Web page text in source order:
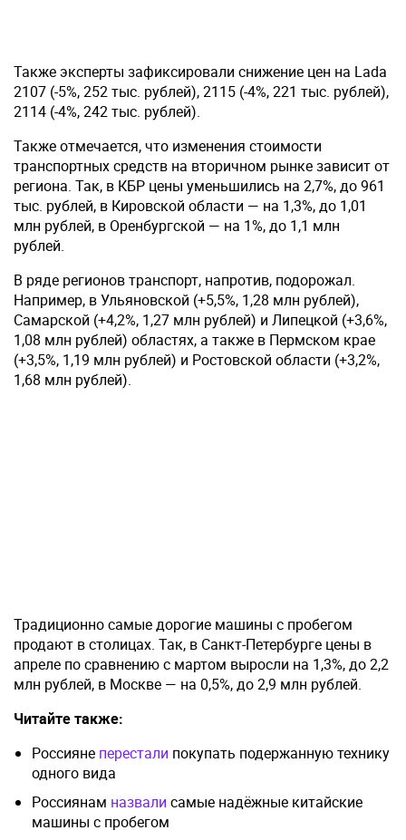
Также эксперты зафиксировали снижение цен на Lada
2107 (-5%, 252 тыс. рублей), 2115 (-4%, 221 тыс. рублей),
2114 (-4%, 242 тыс. рублей).
Также отмечается, что изменения стоимости
транспортных средств на вторичном рынке зависит от
региона. Так, в КБР цены уменьшились на 2,7%, до 961
тыс. рублей, в Кировской области — на 1,3%, до 1,01
млн рублей, в Оренбургской — на 1%, до 1,1 млн
рублей.
В ряде регионов транспорт, напротив, подорожал.
Например, в Ульяновской (+5,5%, 1,28 млн рублей),
Самарской (+4,2%, 1,27 млн рублей) и Липецкой (+3,6%,
1,08 млн рублей) областях, а также в Пермском крае
(+3,5%, 1,19 млн рублей) и Ростовской области (+3,2%,
1,68 млн рублей).
Традиционно самые дорогие машины с пробегом
продают в столицах. Так, в Санкт-Петербурге цены в
апреле по сравнению с мартом выросли на 1,3%, до 2,2
млн рублей, в Москве — на 0,5%, до 2,9 млн рублей.
Читайте также:
Россияне перестали покупать подержанную технику
одного вида
Россиянам назвали самые надёжные китайские
машины с пробегом